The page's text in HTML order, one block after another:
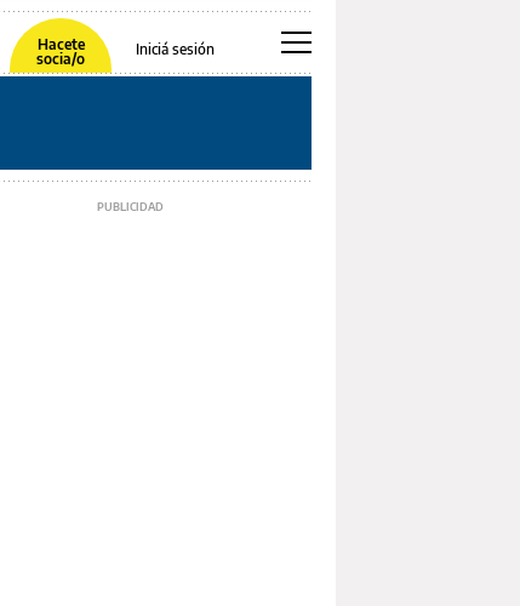
Hacete
socia/o
Iniciá sesión